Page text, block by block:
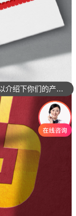
可以介绍下你们的产品么